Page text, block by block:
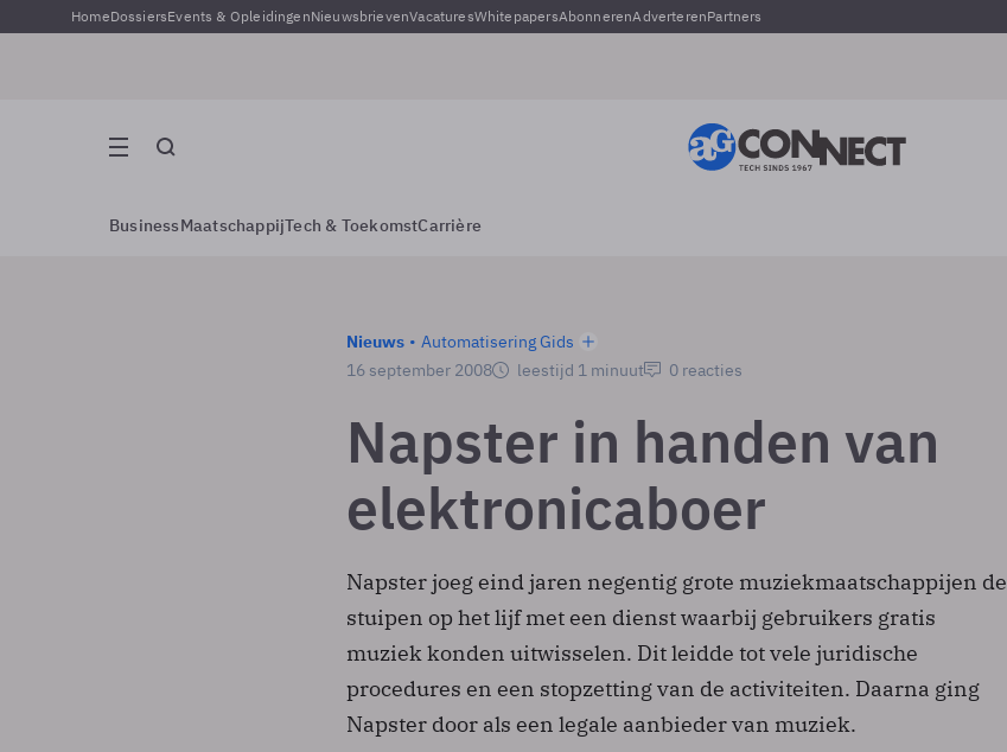
HomeDossiersEvents & OpleidingenNieuwsbrievenVacaturesWhitepapersAbonnerenAdverterenPartners
BusinessMaatschappijTech & ToekomstCarrière
Nieuws
Automatisering Gids
16 september 2008
leestijd 1 minuut 0 reacties
Napster in handen van
elektronicaboer
Napster joeg eind jaren negentig grote muziekmaatschappijen de
stuipen op het lijf met een dienst waarbij gebruikers gratis
muziek konden uitwisselen. Dit leidde tot vele juridische
procedures en een stopzetting van de activiteiten. Daarna ging
Napster door als een legale aanbieder van muziek.